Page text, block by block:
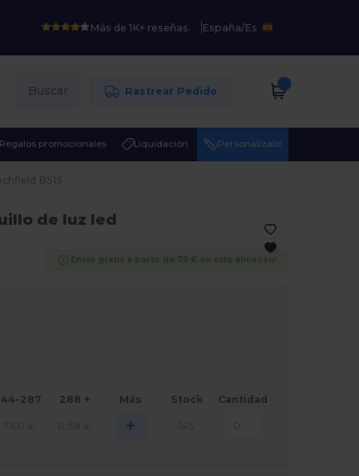
Más de 1K+ reseñas. España/Es
Buscar Rastrear Pedido
Regalos promocionales Liquidación ¡Personalízalo!
de luz led
Envío gratis a partir de 79 € en este almacén!
287 288 + Más Stock Cantidad
+